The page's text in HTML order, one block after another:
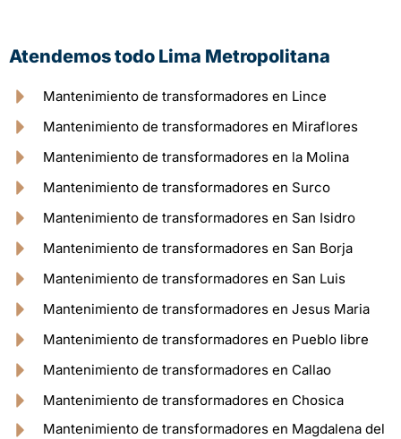
Atendemos todo Lima Metropolitana
Mantenimiento de transformadores en Lince
Mantenimiento de transformadores en Miraflores
Mantenimiento de transformadores en la Molina
Mantenimiento de transformadores en Surco
Mantenimiento de transformadores en San Isidro
Mantenimiento de transformadores en San Borja
Mantenimiento de transformadores en San Luis
Mantenimiento de transformadores en Jesus Maria
Mantenimiento de transformadores en Pueblo libre
Mantenimiento de transformadores en Callao
Mantenimiento de transformadores en Chosica
Mantenimiento de transformadores en Magdalena del